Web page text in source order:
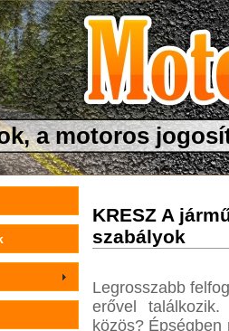
a motoros
KRESZ A
szabályok
Legrosszabb
erővel
közös?